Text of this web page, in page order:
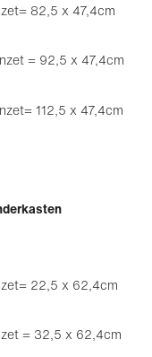
82,5 x 47,4cm
= 92,5 x 47,4cm
112,5 x 47,4cm
22,5 x 62,4cm
= 32,5 x 62,4cm